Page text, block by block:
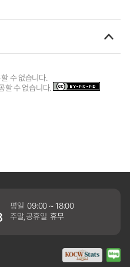
수 없습니다.
할 수 없습니다.
평일 09:00 ~ 18:00
주말,공휴일 휴무